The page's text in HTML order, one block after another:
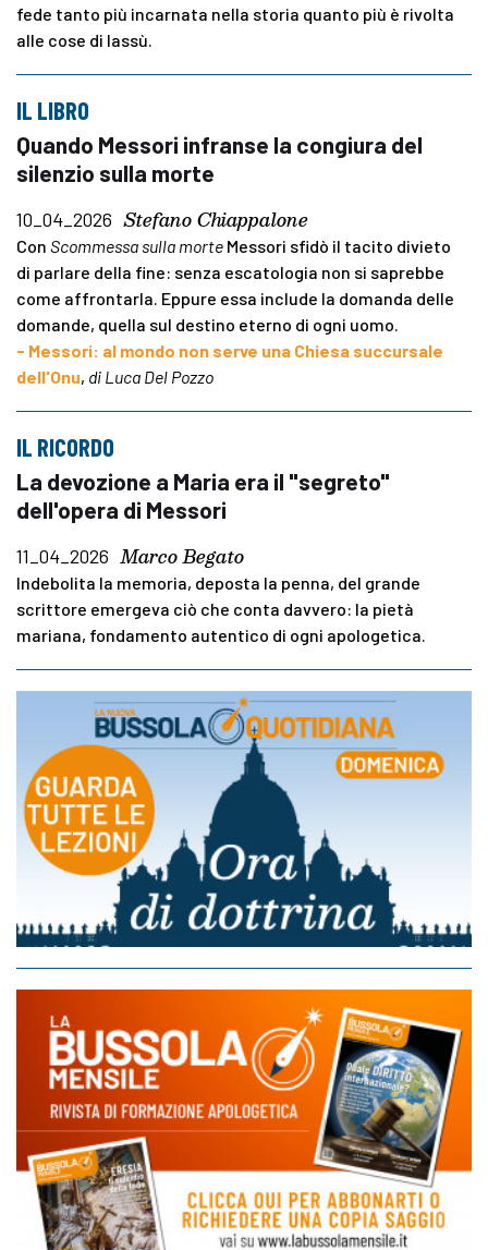
fede tanto più incarnata nella storia quanto più è rivolta
alle cose di lassù.
IL LIBRO
Quando Messori infranse la congiura del
silenzio sulla morte
10_04_2026 Stefano Chiappalone
Con Scommessa sulla morte Messori sfidò il tacito divieto
di parlare della fine: senza escatologia non si saprebbe
come affrontarla. Eppure essa include la domanda delle
domande, quella sul destino eterno di ogni uomo.
- Messori: al mondo non serve una Chiesa succursale
dell'Onu, di Luca Del Pozzo
IL RICORDO
La devozione a Maria era il "segreto"
dell'opera di Messori
11_04_2026 Marco Begato
Indebolita la memoria, deposta la penna, del grande
scrittore emergeva ciò che conta davvero: la pietà
mariana, fondamento autentico di ogni apologetica.